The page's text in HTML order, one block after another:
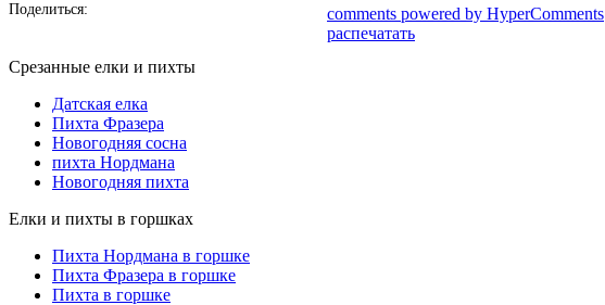
Поделиться:
comments powered by HyperComments
распечатать
Срезанные елки и пихты
Датская елка
Пихта Фразера
Новогодняя сосна
пихта Нордмана
Новогодняя пихта
Елки и пихты в горшках
Пихта Нордмана в горшке
Пихта Фразера в горшке
Пихта в горшке